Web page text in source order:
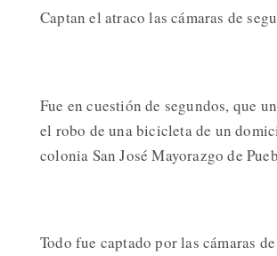
Captan el atraco las cámaras de
Fue en cuestión de segundos, que
el robo de una bicicleta de un
colonia San José Mayorazgo de
Todo fue captado por las cámaras